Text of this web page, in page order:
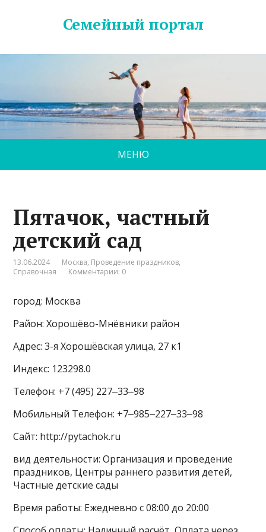
Семейный портал
МЕНЮ
Пятачок, частный
детский сад
13.06.2024 Москва, Проведение праздников,
Справочная
Комментарии: 0
город: Москва
Район: Хорошёво-Мнёвники район
Адрес: 3-я Хорошёвская улица, 27 к1
Индекс: 123298.0
Телефон: +7 (495) 227‒33‒98
Мобильный Телефон: +7‒985‒227‒33‒98
Сайт: http://pytachok.ru
вид деятельности: Организация и проведение
праздников, Центры раннего развития детей,
Частные детские сады
Время работы: Ежедневно с 08:00 до 20:00